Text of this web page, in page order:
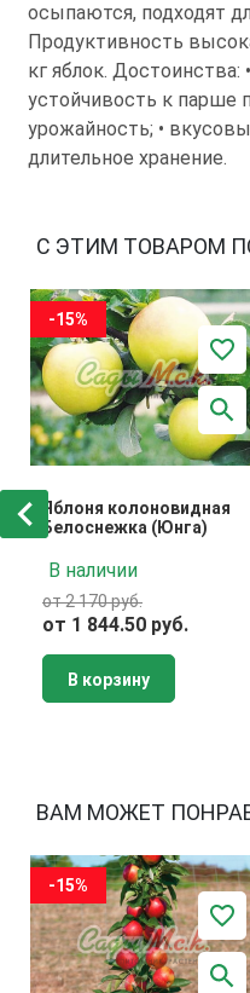
осыпаются, подходят
Продуктивность
кг яблок. Достоинства:
устойчивость к парше
урожайность; •
длительное хранение.
С ЭТИМ ТОВАРОМ
-15%
Яблоня колоновидная
Белоснежка (Юнга)
В наличии
от 2 170 руб.
от 1 844.50 руб.
В корзину
ВАМ МОЖЕТ
-15%